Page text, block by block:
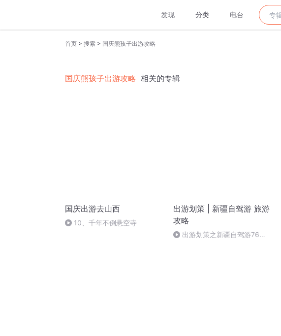
发现 分类 电台
首页 > 搜索 > 国庆熊孩子出游攻略
国庆熊孩子出游攻略 相关的专辑
国庆出游去山西
10、千年不倒悬空寺
出游划策 | 新疆自驾游 旅游
攻略
出游划策之新疆自驾游76：